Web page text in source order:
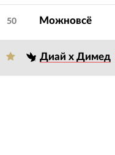
50 Можновсё
Диай х Димед